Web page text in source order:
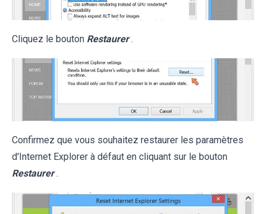
Cliquez le bouton Restaurer .
Confirmez que vous souhaitez restaurer les paramètres
d'Internet Explorer à défaut en cliquant sur le bouton
Restaurer .